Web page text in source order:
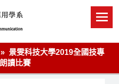
景雯科技大學2019全國技專
讀比賽